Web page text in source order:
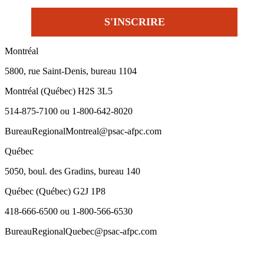
Montréal
5800, rue Saint-Denis, bureau 1104
Montréal (Québec) H2S 3L5
514-875-7100 ou 1-800-642-8020
BureauRegionalMontreal@psac-afpc.com
Québec
5050, boul. des Gradins, bureau 140
Québec (Québec) G2J 1P8
418-666-6500 ou 1-800-566-6530
BureauRegionalQuebec@psac-afpc.com